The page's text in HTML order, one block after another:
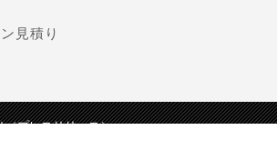
見積り
（プレスリリース）